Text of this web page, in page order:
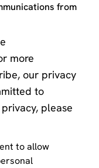
from
more
our privacy
to
please
to allow